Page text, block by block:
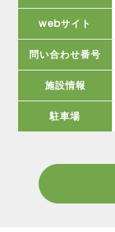
webサイト
問い合わせ番号
施設情報
駐車場